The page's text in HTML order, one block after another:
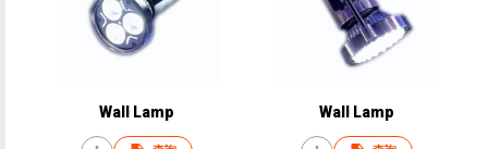
Wall Lamp Wall Lamp